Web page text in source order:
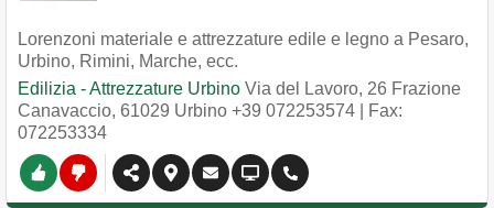
Lorenzoni materiale e attrezzature edile e legno a Pesaro,
Urbino, Rimini, Marche, ecc.
Edilizia - Attrezzature Urbino Via del Lavoro, 26 Frazione
Canavaccio, 61029 Urbino +39 072253574 | Fax:
072253334